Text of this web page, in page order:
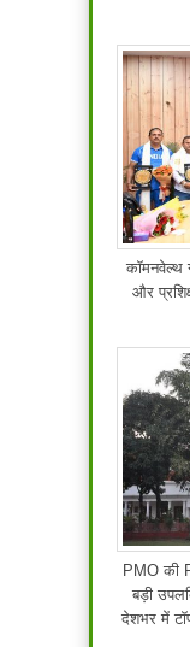
कॉमनवेल्थ
और
PMO की
बड़ी
देशभर में